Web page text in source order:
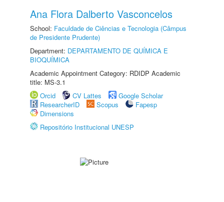
Ana Flora Dalberto Vasconcelos
School: Faculdade de Ciências e Tecnologia (Câmpus
de Presidente Prudente)
Department: DEPARTAMENTO DE QUÍMICA E
BIOQUÍMICA
Academic Appointment Category: RDIDP Academic
title: MS-3.1
Orcid
CV Lattes
Google Scholar
ResearcherID
Scopus
Fapesp
Dimensions
Repositório Institucional UNESP